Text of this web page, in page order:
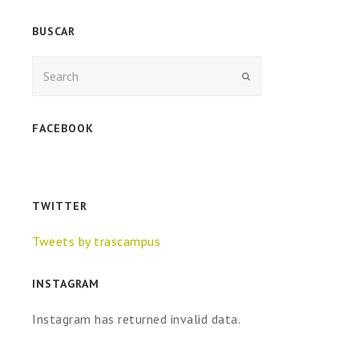
BUSCAR
FACEBOOK
TWITTER
Tweets by trascampus
INSTAGRAM
Instagram has returned invalid data.